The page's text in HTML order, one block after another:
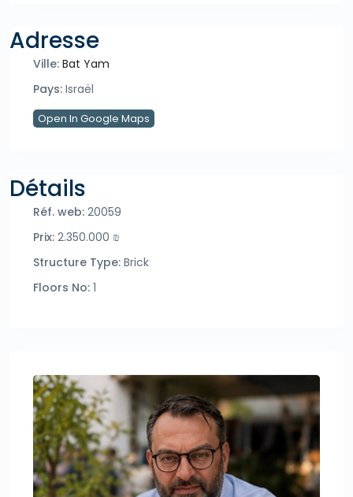
Adresse
Ville: Bat Yam
Pays: Israël
Open In Google Maps
Détails
Réf. web: 20059
Prix: 2.350.000 ₪
Structure Type: Brick
Floors No: 1